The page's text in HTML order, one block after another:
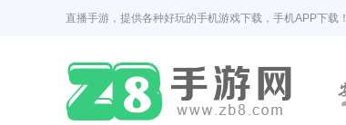
直播手游，提供各种好玩的手机游戏下载，手机APP下载！